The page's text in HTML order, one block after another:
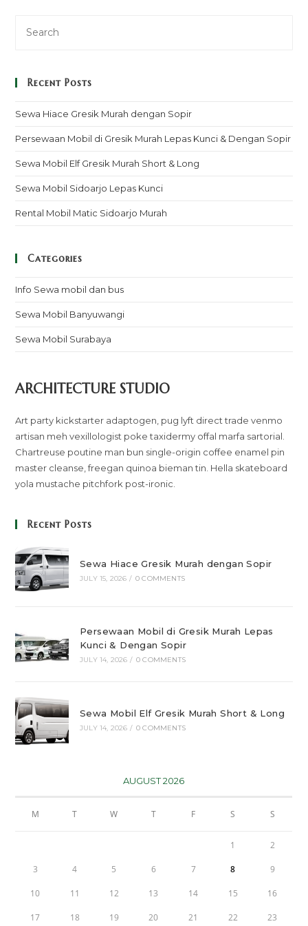
Recent Posts
Sewa Hiace Gresik Murah dengan Sopir
Persewaan Mobil di Gresik Murah Lepas Kunci & Dengan Sopir
Sewa Mobil Elf Gresik Murah Short & Long
Sewa Mobil Sidoarjo Lepas Kunci
Rental Mobil Matic Sidoarjo Murah
Categories
Info Sewa mobil dan bus
Sewa Mobil Banyuwangi
Sewa Mobil Surabaya
ARCHITECTURE STUDIO
Art party kickstarter adaptogen, pug lyft direct trade venmo
artisan meh vexillologist poke taxidermy offal marfa sartorial.
Chartreuse poutine man bun single-origin coffee enamel pin
master cleanse, freegan quinoa bieman tin. Hella skateboard
yola mustache pitchfork post-ironic.
Recent Posts
Sewa Hiace Gresik Murah dengan Sopir
JULY 15, 2026 / 0 COMMENTS
Persewaan Mobil di Gresik Murah Lepas
Kunci & Dengan Sopir
JULY 14, 2026 / 0 COMMENTS
Sewa Mobil Elf Gresik Murah Short & Long
JULY 14, 2026 / 0 COMMENTS
AUGUST 2026
M T W T F S S
1 2
3 4 5 6 7 8 9
10 11 12 13 14 15 16
17 18 19 20 21 22 23